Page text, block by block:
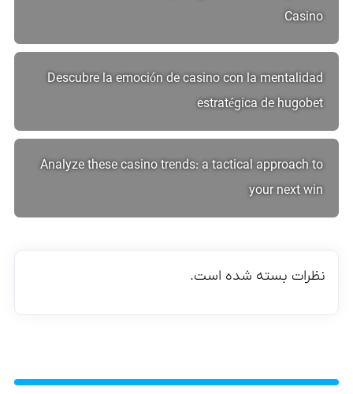
Casino
Descubre la emoción de casino con la mentalidad
estratégica de hugobet
Analyze these casino trends: a tactical approach to
your next win
نظرات بسته شده است.